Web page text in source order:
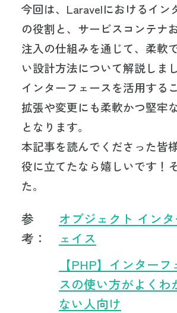
今回は、Laravelにおけるイン
の役割と、サービスコンテナ
注入の仕組みを通じて、柔軟
い設計方法について解説しまし
インターフェースを活用する
拡張や変更にも柔軟かつ堅牢
となります。
本記事を読んでくださった皆
役に立てたなら嬉しいです！
た。
オブジェクト インタ
ェイス
【PHP】インターフ
スの使い方がよくわ
ない人向け